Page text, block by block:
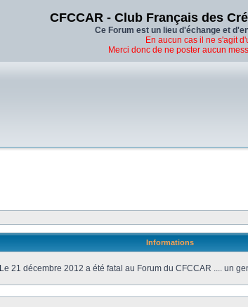
CFCCAR - Club Français des
Ce Forum est un lieu d'échange et
En aucun cas il ne s'agit
Merci donc de ne poster aucun
Informations
Le 21 décembre 2012 a été fatal au Forum du CFCCAR .... un